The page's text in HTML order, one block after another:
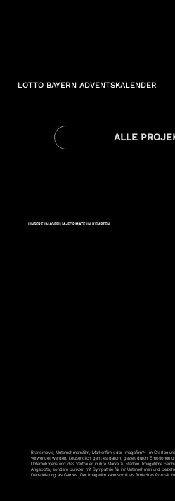
LOTTO BAYERN ADVENTSKALENDER
ALLE
UNSERE IMAGEFILM-FORMATE IN KEMPTEN
Brandmovie, Unternehmensfilm, Markenfilm oder Imagefilm?- Im Großen
verwendet werden. Letztendlich geht es darum, gezielt durch Emotionen
Unternehmens und das Vertrauen in ihre Marke zu stärken. Imagefilme
Angebote, sondern punkten mit Sympathie für ihr Unternehmen und
Dienstleistung als Ganzes. Der Imagefilm kann somit als filmisches Portrait